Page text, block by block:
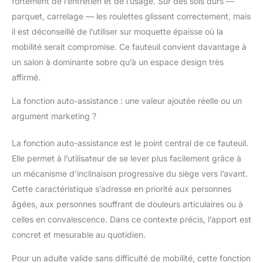
contrôle
indépendantes pour la
fonction de massage
et/ou de
thermothérapie et de
levage. Revêtement de
qualité (Full PU) avec
latérale porte-objets.
Montage facile :
comprend des
roulettes pour faciliter
son déplacement et
son emplacement. Elle
des dimensions de 97
x 84 x 102 cm
parquet, carrelage — les roulettes glissent correctement, mais
il est déconseillé de l’utiliser sur moquette épaisse où la
mobilité serait compromise. Ce fauteuil convient davantage à
un salon à dominante sobre qu’à un espace design très
affirmé.
La fonction auto-assistance : une valeur ajoutée réelle ou un
argument marketing ?
La fonction auto-assistance est le point central de ce fauteuil.
Elle permet à l’utilisateur de se lever plus facilement grâce à
un mécanisme d’inclinaison progressive du siège vers l’avant.
Cette caractéristique s’adresse en priorité aux personnes
âgées, aux personnes souffrant de douleurs articulaires ou à
celles en convalescence. Dans ce contexte précis, l’apport est
concret et mesurable au quotidien.
Pour un adulte valide sans difficulté de mobilité, cette fonction